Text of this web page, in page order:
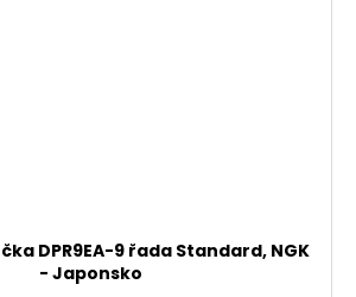
DPR9EA-9 řada Standard, NGK
- Japonsko